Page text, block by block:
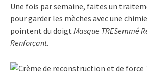
Une fois par semaine, faites un
pour garder les mèches avec une
pointent du doigt Masque TRESemmé
Renforçant.